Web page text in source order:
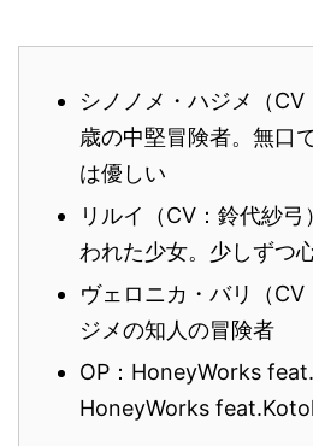
シノノメ・ハジメ（
歳の中堅冒険者。無口
は優しい
リルイ（CV：鈴代紗
われた少女。少しずつ
ヴェロニカ・バリ（CV
ジメの知人の冒険者
OP：HoneyWorks
HoneyWorks